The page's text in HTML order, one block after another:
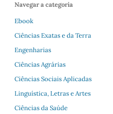
Navegar a categoria
Ebook
Ciências Exatas e da Terra
Engenharias
Ciências Agrárias
Ciências Sociais Aplicadas
Linguística, Letras e Artes
Ciências da Saúde